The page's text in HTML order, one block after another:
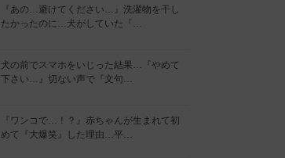
『あの…避けてください…』洗濯物を干し
たかったのに…犬がしていた『…
犬の前でスマホをいじった結果…『やめて
下さい…』切ない声で『文句…
『ワンコで…！？』赤ちゃんが生まれて初
めて『大爆笑』した理由…平…